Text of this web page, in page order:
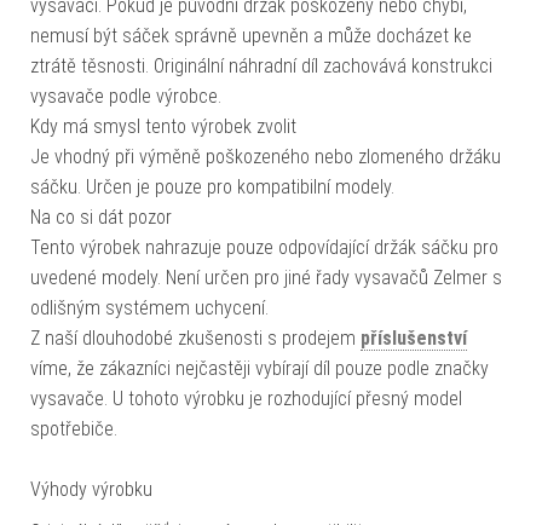
vysavači. Pokud je původní držák poškozený nebo chybí,
nemusí být sáček správně upevněn a může docházet ke
ztrátě těsnosti. Originální náhradní díl zachovává konstrukci
vysavače podle výrobce.
Kdy má smysl tento výrobek zvolit
Je vhodný při výměně poškozeného nebo zlomeného držáku
sáčku. Určen je pouze pro kompatibilní modely.
Na co si dát pozor
Tento výrobek nahrazuje pouze odpovídající držák sáčku pro
uvedené modely. Není určen pro jiné řady vysavačů Zelmer s
odlišným systémem uchycení.
Z naší dlouhodobé zkušenosti s prodejem příslušenství
víme, že zákazníci nejčastěji vybírají díl pouze podle značky
vysavače. U tohoto výrobku je rozhodující přesný model
spotřebiče.
Výhody výrobku